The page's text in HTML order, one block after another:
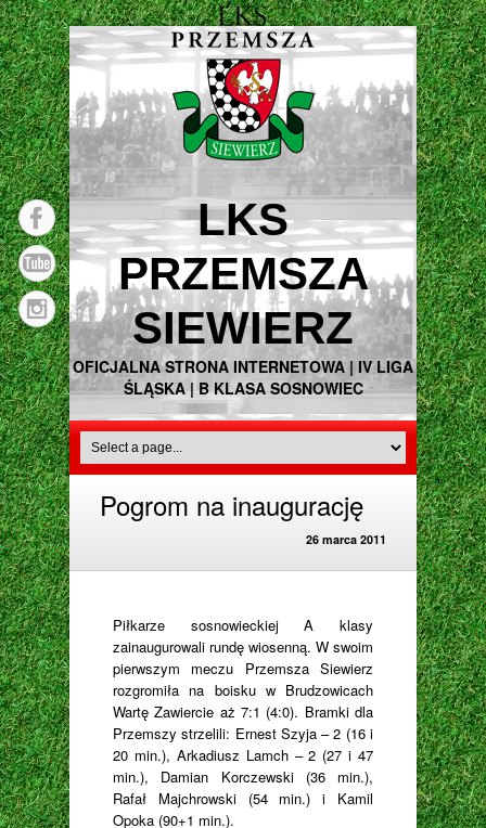
LKS
PRZEMSZA
SIEWIERZ
OFICJALNA STRONA INTERNETOWA | IV LIGA
ŚLĄSKA | B KLASA SOSNOWIEC
Pogrom na inaugurację
26 marca 2011
Piłkarze sosnowieckiej A klasy
zainaugurowali rundę wiosenną. W swoim
pierwszym meczu Przemsza Siewierz
rozgromiła na boisku w Brudzowicach
Wartę Zawiercie aż 7:1 (4:0). Bramki dla
Przemszy strzelili: Ernest Szyja – 2 (16 i
20 min.), Arkadiusz Lamch – 2 (27 i 47
min.), Damian Korczewski (36 min.),
Rafał Majchrowski (54 min.) i Kamil
Opoka (90+1 min.).